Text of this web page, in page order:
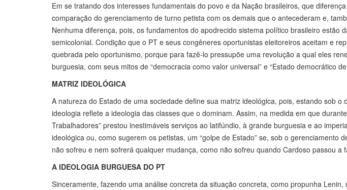
Em se tratando dos interesses fundamentais do povo e da Nação brasileiros, que
comparação do gerenciamento de turno petista com os demais que o antecederam e,
Nenhuma diferença, pois, os fundamentos do apodrecido sistema político brasileiro estão
semicolonial. Condição que o PT e seus congêneres oportunistas eleitoreiros aceitam e
quebrada pelo oportunismo, porque para fazê-lo pressupõe uma revolução a qual eles
burguesia, com seus mitos de “democracia como valor universal” e “Estado democrático
MATRIZ IDEOLÓGICA
A natureza do Estado de uma sociedade define sua matriz ideológica, pois, estando sob
ideologia reflete a ideologia das classes que o dominam. Assim, na medida em que
Trabalhadores” prestou inestimáveis serviços ao latifúndio, à grande burguesia e ao
ideológica ou, como sugerem os petistas, um “golpe de Estado” se, sob o gerenciamento
não sofreu e nem sofrerá qualquer mudança, como não sofreu quando Cardoso passou a
A IDEOLOGIA BURGUESA DO PT
Sinceramente, fazendo uma análise concreta da situação concreta, como propunha